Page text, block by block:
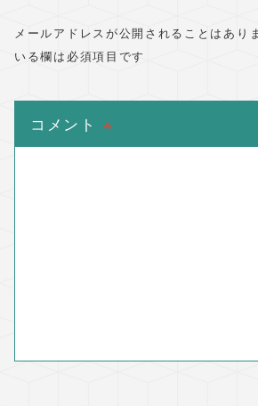
メールアドレスが公開されることはあり
いる欄は必須項目です
コメント ※